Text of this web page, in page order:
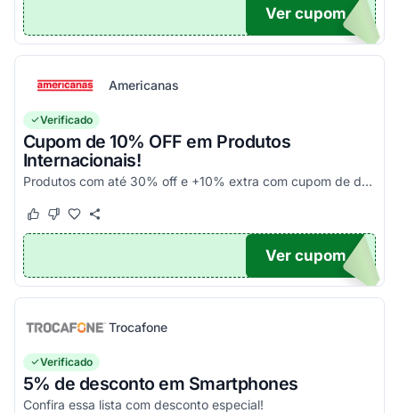
UPOM
Ver cupom
Americanas
Verificado
Cupom de 10% OFF em Produtos
Internacionais!
Produtos com até 30% off e +10% extra com cupom de desconto em produtos participantes da campanha. Consulte exceções no site. Aplique o código promocional no carrinho e aproveite!
Este cupom funcionou
Este cupom não funcionou
10
Ver cupom
Trocafone
Verificado
5% de desconto em Smartphones
Confira essa lista com desconto especial!